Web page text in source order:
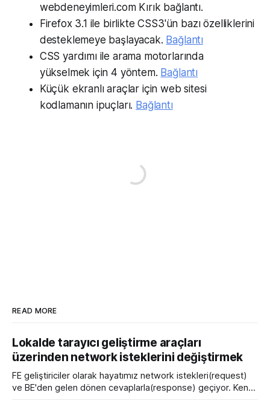
webdeneyimleri.com Kırık bağlantı.
Firefox 3.1 ile birlikte CSS3'ün bazı özelliklerini
desteklemeye başlayacak. Bağlantı
CSS yardımı ile arama motorlarında
yükselmek için 4 yöntem. Bağlantı
Küçük ekranlı araçlar için web sitesi
kodlamanın ipuçları. Bağlantı
READ MORE
Lokalde tarayıcı geliştirme araçları
üzerinden network isteklerini değiştirmek
FE geliştiriciler olarak hayatımız network istekleri(request)
ve BE'den gelen dönen cevaplarla(response) geçiyor. Kendi